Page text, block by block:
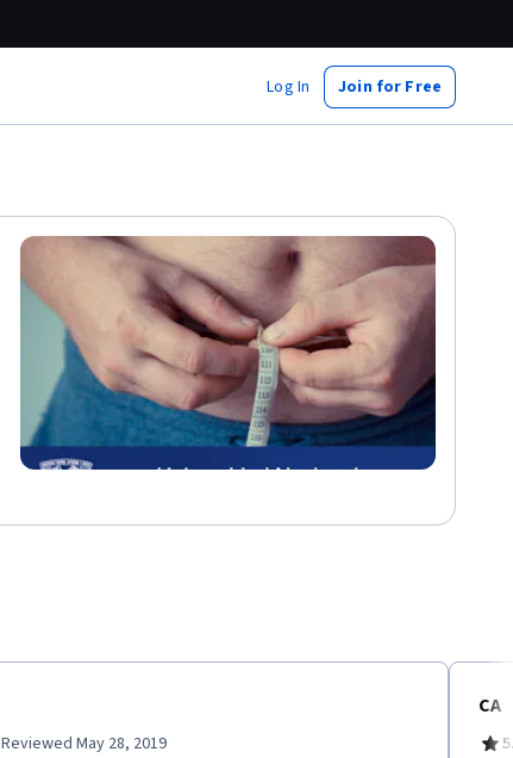
Log In Join for Free
Reviewed May 28, 2019
CA